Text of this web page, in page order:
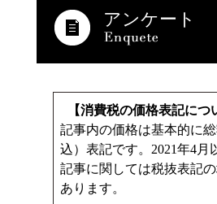
アンケート
【消費税の価格表記につ
記事内の価格は基本的に
込）表記です。2021年4月
記事に関しては税抜表記
あります。